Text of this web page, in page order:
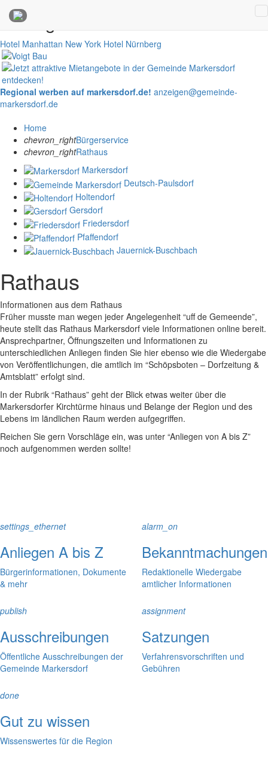
Anzeigen
Hotel Manhattan New York Hotel Nürnberg
Regional werben auf markersdorf.de! anzeigen@gemeinde-
markersdorf.de
Home
chevron_rightBürgerservice
chevron_rightRathaus
Markersdorf
Deutsch-Paulsdorf
Holtendorf
Gersdorf
Friedersdorf
Pfaffendorf
Jauernick-Buschbach
Rathaus
Informationen aus dem Rathaus
Früher musste man wegen jeder Angelegenheit “uff de Gemeende”,
heute stellt das Rathaus Markersdorf viele Informationen online bereit.
Ansprechpartner, Öffnungszeiten und Informationen zu
unterschiedlichen Anliegen finden Sie hier ebenso wie die Wiedergabe
von Veröffentlichungen, die amtlich im “Schöpsboten – Dorfzeitung &
Amtsblatt” erfolgt sind.
In der Rubrik “Rathaus” geht der Blick etwas weiter über die
Markersdorfer Kirchtürme hinaus und Belange der Region und des
Lebens im ländlichen Raum werden aufgegriffen.
Reichen Sie gern Vorschläge ein, was unter “Anliegen von A bis Z”
noch aufgenommen werden sollte!
settings_ethernet
Anliegen A bis Z
Bürgerinformationen, Dokumente
& mehr
alarm_on
Bekanntmachungen
Redaktionelle Wiedergabe
amtlicher Informationen
publish
Ausschreibungen
Öffentliche Ausschreibungen der
Gemeinde Markersdorf
assignment
Satzungen
Verfahrensvorschriften und
Gebühren
done
Gut zu wissen
Wissenswertes für die Region